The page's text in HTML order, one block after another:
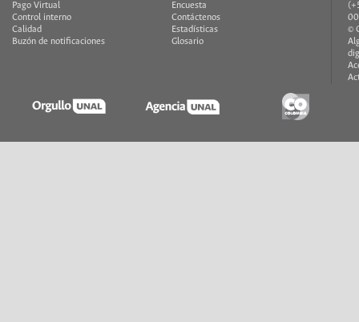
Pago Virtual
Control interno
Calidad
Buzón de notificaciones
Encuesta
Contáctenos
Estadísticas
Glosario
©